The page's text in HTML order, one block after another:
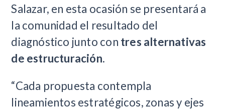
Salazar, en esta ocasión se presentará a
la comunidad el resultado del
diagnóstico junto con tres alternativas
de estructuración.
“Cada propuesta contempla
lineamientos estratégicos, zonas y ejes